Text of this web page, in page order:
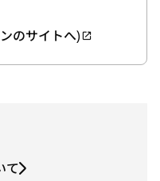
のサイトへ)
て